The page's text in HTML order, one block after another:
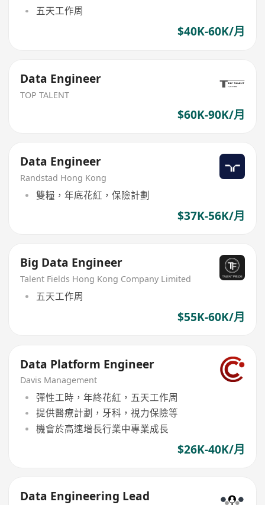
五天工作周
$40K-60K/月
Data Engineer
TOP TALENT
$60K-90K/月
Data Engineer
Randstad Hong Kong
雙糧，年底花紅，保險計劃
$37K-56K/月
Big Data Engineer
Talent Fields Hong Kong Company Limited
五天工作周
$55K-60K/月
Data Platform Engineer
Davis Management
彈性工時，年終花紅，五天工作周
提供醫療計劃，牙科，視力保險等
機會於高速增長行業中專業成長
$26K-40K/月
Data Engineering Lead